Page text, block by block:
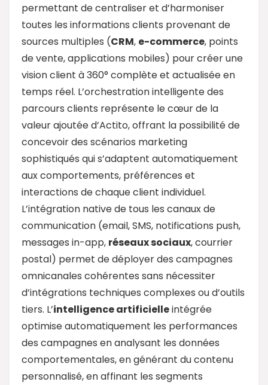
permettant de centraliser et d’harmoniser
toutes les informations clients provenant de
sources multiples (CRM, e-commerce, points
de vente, applications mobiles) pour créer une
vision client à 360° complète et actualisée en
temps réel. L’orchestration intelligente des
parcours clients représente le cœur de la
valeur ajoutée d’Actito, offrant la possibilité de
concevoir des scénarios marketing
sophistiqués qui s’adaptent automatiquement
aux comportements, préférences et
interactions de chaque client individuel.
L’intégration native de tous les canaux de
communication (email, SMS, notifications push,
messages in-app, réseaux sociaux, courrier
postal) permet de déployer des campagnes
omnicanales cohérentes sans nécessiter
d’intégrations techniques complexes ou d’outils
tiers. L’intelligence artificielleintégrée
optimise automatiquement les performances
des campagnes en analysant les données
comportementales, en générant du contenu
personnalisé, en affinant les segments